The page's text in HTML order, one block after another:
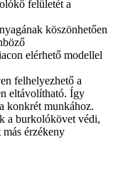
felületét a
köszönhetően
elérhető modellel
felhelyezhető a
eltávolítható. Így
konkrét munkához.
a burkolókövet védi,
érzékeny
a kő.